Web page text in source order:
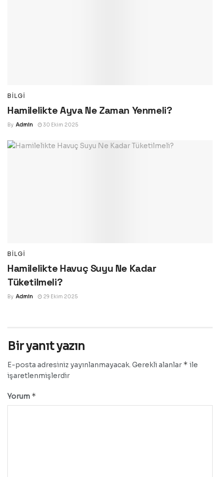
BILGI
Hamilelikte Ayva Ne Zaman Yenmeli?
By Admin 30 Ekim 2025
BILGI
Hamilelikte Havuç Suyu Ne Kadar
Tüketilmeli?
By Admin 29 Ekim 2025
Bir yanıt yazın
E-posta adresiniz yayınlanmayacak. Gerekli alanlar * ile
işaretlenmişlerdir
Yorum *